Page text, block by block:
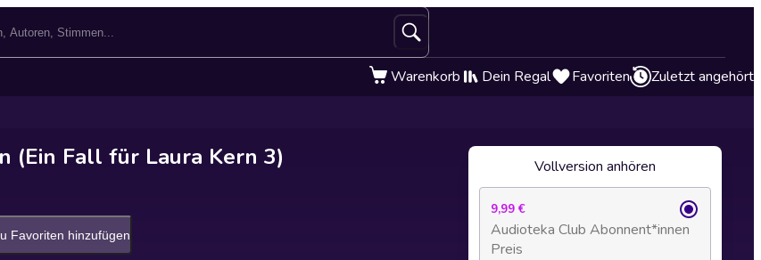
Warenkorb Dein Regal Favoriten Zuletzt angehört
(Ein Fall für Laura Kern 3)
Favoriten hinzufügen
Vollversion anhören
9,99 €
Audioteka Club Abonnent*innen
Preis